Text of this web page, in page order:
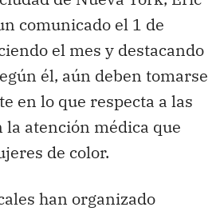
comunicado el 1 de
el mes y destacando
él, aún deben tomarse
en lo que respecta a las
la atención médica que
de color.
han organizado